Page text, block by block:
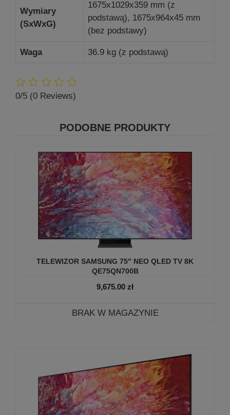
Wymiary
(SxWxG)
1675x1029x359 mm (z
podstawą), 1675x964x45 mm
(bez podstawy)
Waga 36.9 kg (z podstawą)
0/5 (0 Reviews)
PODOBNE PRODUKTY
TELEWIZOR SAMSUNG 75″ NEO QLED TV 8K
QE75QN700B
9,675.00 zł
BRAK W MAGAZYNIE